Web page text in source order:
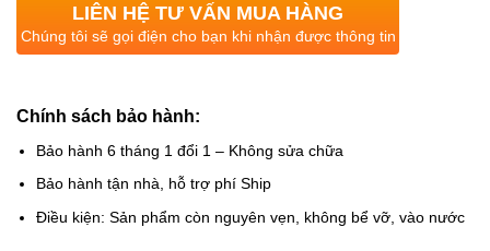
LIÊN HỆ TƯ VẤN MUA HÀNG
Chúng tôi sẽ gọi điện cho bạn khi nhận được thông tin
Chính sách bảo hành:
Bảo hành 6 tháng 1 đổi 1 – Không sửa chữa
Bảo hành tận nhà, hỗ trợ phí Ship
Điều kiện: Sản phẩm còn nguyên vẹn, không bể vỡ, vào nước